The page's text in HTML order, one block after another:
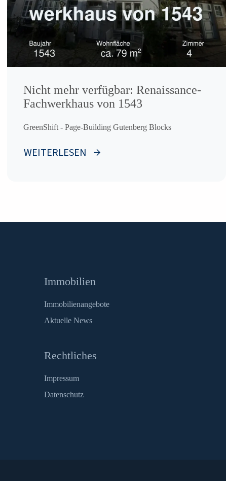
Nicht mehr verfügbar: Renaissance-
Fachwerkhaus von 1543
GreenShift - Page-Building Gutenberg Blocks
WEITERLESEN
Immobilien
Immobilienangebote
Aktuelle News
Rechtliches
Impressum
Datenschutz